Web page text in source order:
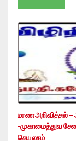
மரண அறிவித்தல் –
-முகாமைத்துவ
செயலகம்